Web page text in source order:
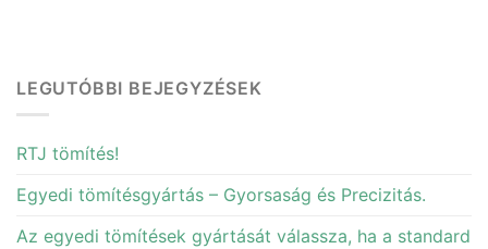
LEGUTÓBBI BEJEGYZÉSEK
RTJ tömítés!
Egyedi tömítésgyártás – Gyorsaság és Precizitás.
Az egyedi tömítések gyártását válassza, ha a standard